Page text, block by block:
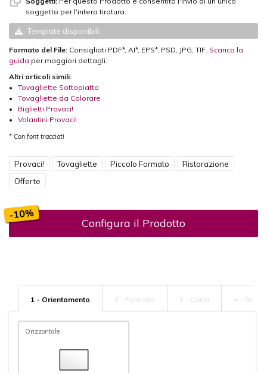
soggetto per l'intera tiratura.
Template disponibili
Formato del File: Consigliati PDF*, AI*, EPS*, PSD, JPG, TIF. Scarica la
guida per maggiori dettagli.
Altri articoli simili:
• Tovagliette Sottopiatto
• Tovagliette da Colorare
• Biglietti Provaci!
• Volantini Provaci!
* Con font tracciati
Provaci! Tovagliette Piccolo Formato
Ristorazione
Offerte
-10%
Configura il Prodotto
1 - Orientamento 2 - Formato 3 - Carta 4 -
Orizzontale